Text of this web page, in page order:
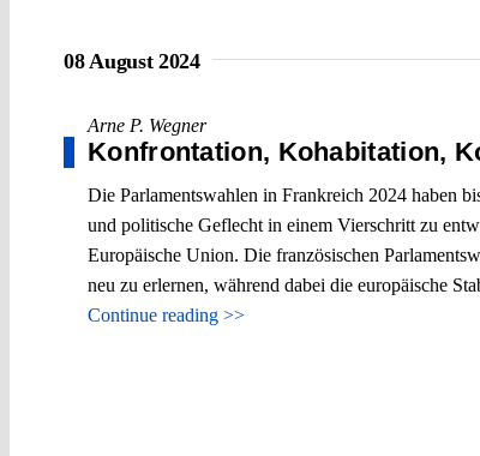
08 August 2024
Arne P. Wegner
Konfrontation, Kohabitation,
Die Parlamentswahlen in Frankreich 2024 haben
und politische Geflecht in einem Vierschritt zu
Europäische Union. Die französischen
neu zu erlernen, während dabei die europäische
Continue reading >>